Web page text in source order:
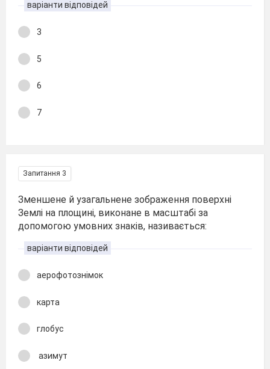
варіанти відповідей
3
5
6
7
Запитання 3
Зменшене й узагальнене зображення поверхні
Землі на площині, виконане в масштабі за
допомогою умовних знаків, називається:
варіанти відповідей
аерофотознімок
карта
глобус
азимут